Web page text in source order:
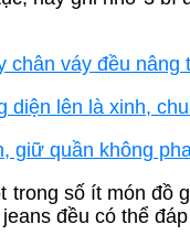
chân váy đều nâng
diện lên là xinh,
giữ quần không
trong số ít món đồ
đều có thể